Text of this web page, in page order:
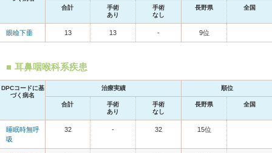
合計
手術
あり
手術
なし
長野県 全国
眼瞼下垂 13 13 - 9位
耳鼻咽喉科系疾患
DPCコードに基
づく病名
治療実績 順位
合計
手術
あり
手術
なし
長野県 全国
睡眠時無呼
吸
32 - 32 15位